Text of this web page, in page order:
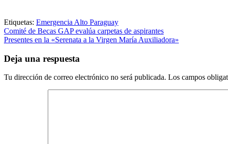
Etiquetas: Emergencia Alto Paraguay
Navegación
de
entradas
Comité de Becas GAP evalúa carpetas de aspirantes
Presentes en la «Serenata a la Virgen María Auxiliadora»
Deja una respuesta
Tu dirección de correo electrónico no será publicada. Los campos